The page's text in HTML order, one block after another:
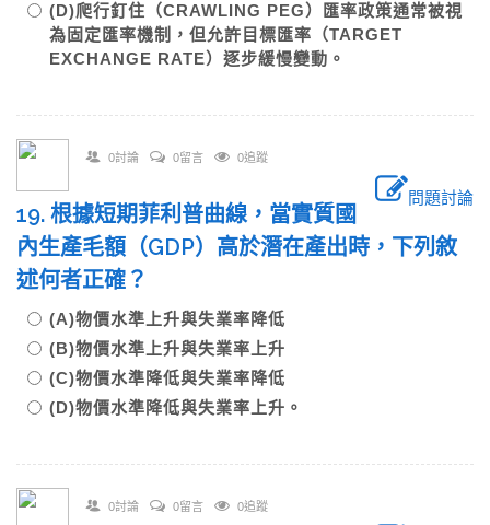
(D)爬行釘住（CRAWLING PEG）匯率政策通常被視
為固定匯率機制，但允許目標匯率（TARGET
EXCHANGE RATE）逐步緩慢變動。
0討論 0留言 0追蹤
問題討論
19. 根據短期菲利普曲線，當實質國
內生產毛額（GDP）高於潛在產出時，下列敘
述何者正確？
(A)物價水準上升與失業率降低
(B)物價水準上升與失業率上升
(C)物價水準降低與失業率降低
(D)物價水準降低與失業率上升。
0討論 0留言 0追蹤